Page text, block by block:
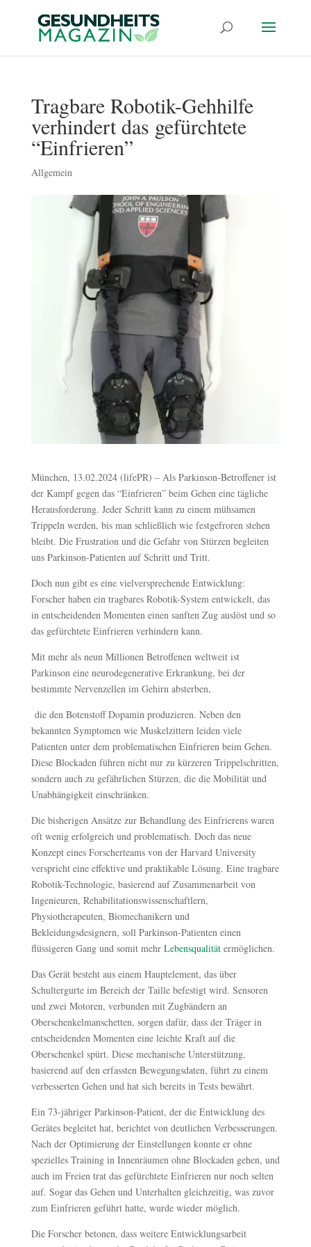
Tragbare Robotik-Gehhilfe
verhindert das gefürchtete
“Einfrieren”
Allgemein
München, 13.02.2024 (lifePR) – Als Parkinson-Betroffener ist
der Kampf gegen das “Einfrieren” beim Gehen eine tägliche
Herausforderung. Jeder Schritt kann zu einem mühsamen
Trippeln werden, bis man schließlich wie festgefroren stehen
bleibt. Die Frustration und die Gefahr von Stürzen begleiten
uns Parkinson-Patienten auf Schritt und Tritt.
Doch nun gibt es eine vielversprechende Entwicklung:
Forscher haben ein tragbares Robotik-System entwickelt, das
in entscheidenden Momenten einen sanften Zug auslöst und so
das gefürchtete Einfrieren verhindern kann.
Mit mehr als neun Millionen Betroffenen weltweit ist
Parkinson eine neurodegenerative Erkrankung, bei der
bestimmte Nervenzellen im Gehirn absterben,
die den Botenstoff Dopamin produzieren. Neben den
bekannten Symptomen wie Muskelzittern leiden viele
Patienten unter dem problematischen Einfrieren beim Gehen.
Diese Blockaden führen nicht nur zu kürzeren Trippelschritten,
sondern auch zu gefährlichen Stürzen, die die Mobilität und
Unabhängigkeit einschränken.
Die bisherigen Ansätze zur Behandlung des Einfrierens waren
oft wenig erfolgreich und problematisch. Doch das neue
Konzept eines Forscherteams von der Harvard University
verspricht eine effektive und praktikable Lösung. Eine tragbare
Robotik-Technologie, basierend auf Zusammenarbeit von
Ingenieuren, Rehabilitationswissenschaftlern,
Physiotherapeuten, Biomechanikern und
Bekleidungsdesignern, soll Parkinson-Patienten einen
flüssigeren Gang und somit mehr Lebensqualitätermöglichen.
Das Gerät besteht aus einem Hauptelement, das über
Schultergurte im Bereich der Taille befestigt wird. Sensoren
und zwei Motoren, verbunden mit Zugbändern an
Oberschenkelmanschetten, sorgen dafür, dass der Träger in
entscheidenden Momenten eine leichte Kraft auf die
Oberschenkel spürt. Diese mechanische Unterstützung,
basierend auf den erfassten Bewegungsdaten, führt zu einem
verbesserten Gehen und hat sich bereits in Tests bewährt.
Ein 73-jähriger Parkinson-Patient, der die Entwicklung des
Gerätes begleitet hat, berichtet von deutlichen Verbesserungen.
Nach der Optimierung der Einstellungen konnte er ohne
spezielles Training in Innenräumen ohne Blockaden gehen, und
auch im Freien trat das gefürchtete Einfrieren nur noch selten
auf. Sogar das Gehen und Unterhalten gleichzeitig, was zuvor
zum Einfrieren geführt hatte, wurde wieder möglich.
Die Forscher betonen, dass weitere Entwicklungsarbeit